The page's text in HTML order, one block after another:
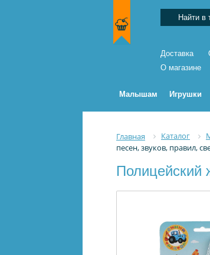
Доставка
О магазине
Малышам Игрушки
Главная Каталог
песен, звуков, правил,
Полицейский